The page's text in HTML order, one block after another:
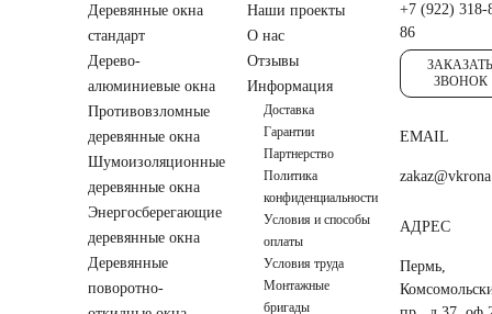
Деревянные окна
стандарт
Дерево-
алюминиевые окна
Противовзломные
деревянные окна
Шумоизоляционные
деревянные окна
Энергосберегающие
деревянные окна
Деревянные
поворотно-
Наши проекты
О нас
Отзывы
Информация
Доставка
Гарантии
Партнерство
Политика
конфиденциальности
Условия и способы
оплаты
Условия труда
Монтажные
бригады
+7 (922) 318-
86
ЗАКАЗАТЬ
ЗВОНОК
EMAIL
АДРЕС
Пермь,